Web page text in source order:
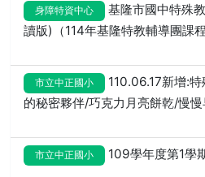
身障特資中心
基隆市國中特殊
讀版)（114年基隆特教輔導團課程
市立中正國小
110.06.17新增:
的秘密夥伴/巧克力月亮餅乾/慢慢
市立中正國小
109學年度第1學